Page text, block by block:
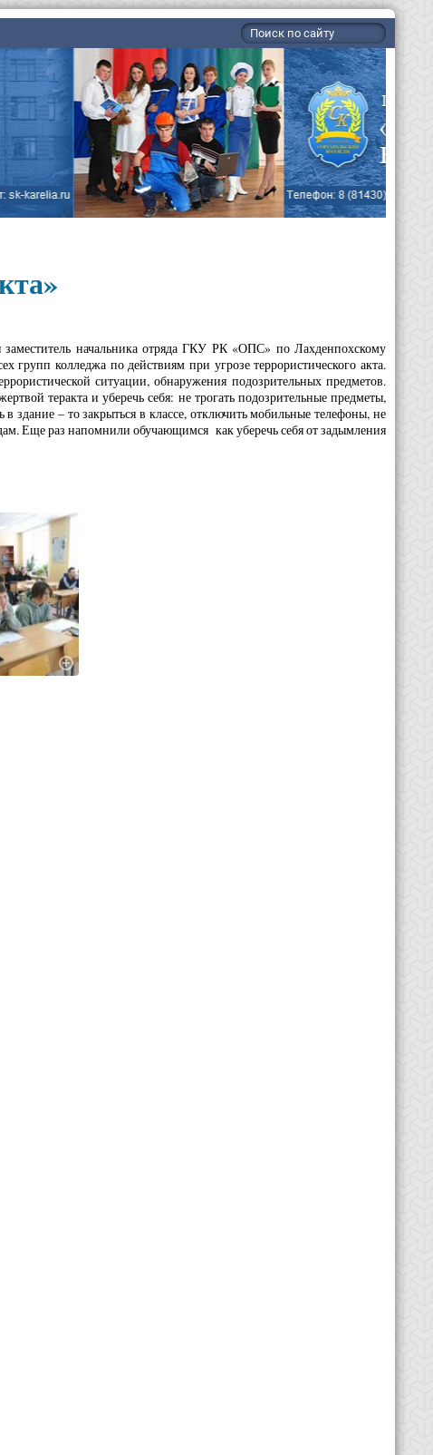
заместитель начальника отряда ГКУ РК «ОПС» по Лахденпохскому
колледжа по действиям при угрозе террористического акта.
ситуации, обнаружения подозрительных предметов.
теракта и уберечь себя: не трогать подозрительные предметы,
здание – то закрыться в классе, отключить мобильные телефоны, не
Еще раз напомнили обучающимся как уберечь себя от задымления